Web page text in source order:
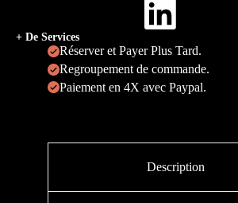
+ De Services
Réserver et Payer Plus Tard.
Regroupement de commande.
Paiement en 4X avec Paypal.
Description